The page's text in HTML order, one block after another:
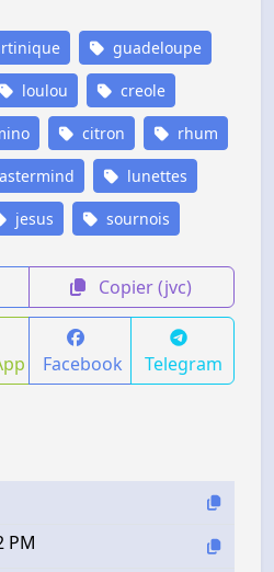
guadeloupe
loulou creole
citron rhum
lunettes
jesus sournois
Copier (jvc)
Facebook Telegram
PM